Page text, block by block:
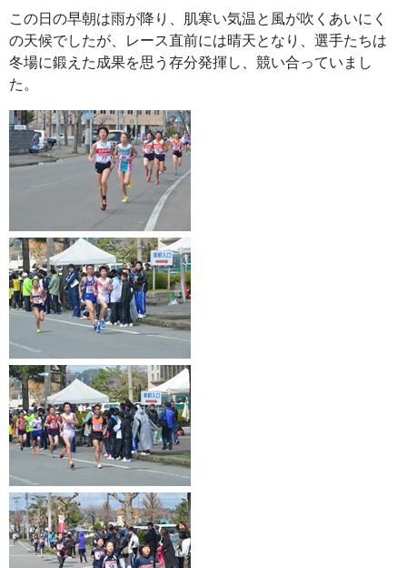
この日の早朝は雨が降り、肌寒い気温と風が吹くあいにく
の天候でしたが、レース直前には晴天となり、選手たちは
冬場に鍛えた成果を思う存分発揮し、競い合っていまし
た。